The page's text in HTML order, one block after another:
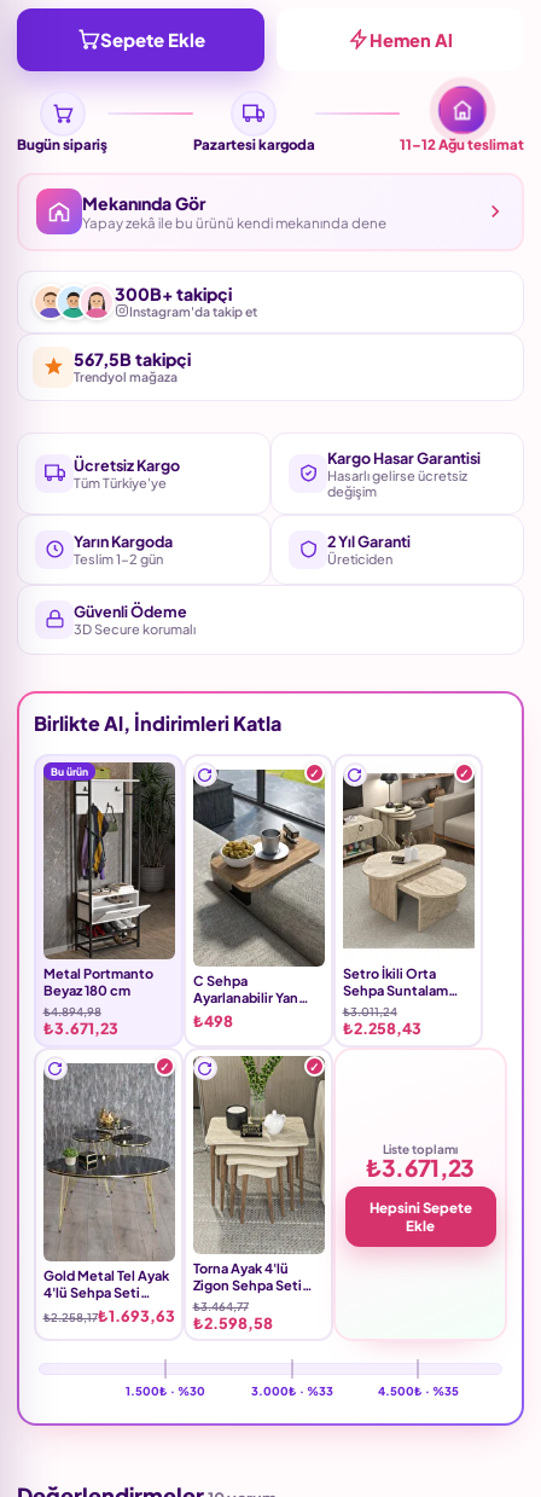
Sepete Ekle Hemen Al
Bugün sipariş Pazartesi kargoda 11–12 Ağuteslimat
Mekanında Gör
Yapay zekâ ile bu ürünü kendi mekanında dene
300B+ takipçi
Instagram'da takip et
567,5B takipçi
Trendyol mağaza
Ücretsiz Kargo
Tüm Türkiye'ye
Kargo Hasar Garantisi
Hasarlı gelirse ücretsiz
değişim
Yarın Kargoda
Teslim 1-2 gün
2 Yıl Garanti
Üreticiden
Güvenli Ödeme
3D Secure korumalı
Birlikte Al, İndirimleri Katla
Bu ürün
Metal Portmanto
Beyaz 180 cm
₺4.894,98
₺3.671,23
C Sehpa
Ayarlanabilir Yan
Sehpa Suntalam
Kahverengi
₺498
Setro İkili Orta
Sehpa Suntalam
Ekru
₺3.011,24
₺2.258,43
Gold Metal Tel Ayak
4'lü Sehpa Seti
Suntalam Bendir
Siyah
₺2.258,17₺1.693,63
Torna Ayak 4'lü
Zigon Sehpa Seti
Suntalam Ekru
₺3.464,77
₺2.598,58
Liste toplamı
₺3.671,23
Hepsini Sepete
Ekle
1.500₺ ·%30 3.000₺ · %33 4.500₺ · %35